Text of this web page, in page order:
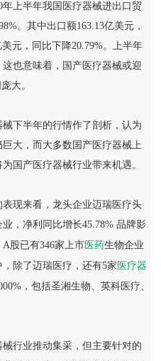
上半年我国医疗器械进出口贸
。其中出口额163.13亿美元，
元，同比下降20.79%。上半年
也意味着，国产医疗器械或迎
大。
下半年的行情作了剖析，认为
大，而大多数国产医疗器械上
国产医疗器械行业带来机遇。
现来看，龙头企业迈瑞医疗头
，净利同比增长45.78% 品牌影
股已有346家上市医药生物企业
除了迈瑞医疗，还有5家 医疗器
，包括圣湘生物、英科医疗、
行业推动集采，但主要针对的